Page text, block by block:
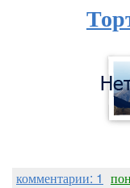
комментарии: 1